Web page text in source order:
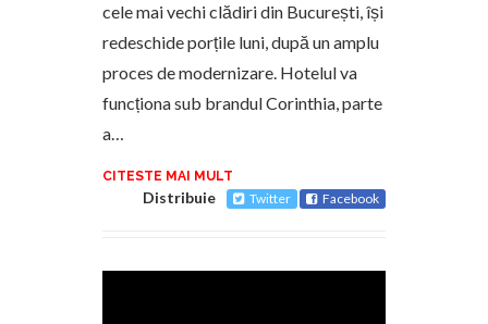
cele mai vechi clădiri din București, își
redeschide porțile luni, după un amplu
proces de modernizare. Hotelul va
funcționa sub brandul Corinthia, parte
a…
CITESTE MAI MULT
Distribuie Twitter Facebook